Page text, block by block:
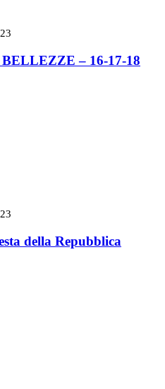
– 16-17-18
della Repubblica